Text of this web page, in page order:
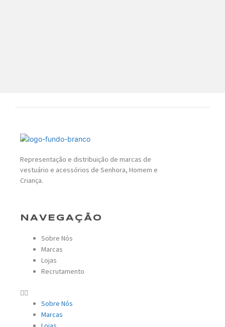
Representação e distribuição de marcas de
vestuário e acessórios de Senhora, Homem e
Criança.
NAVEGAÇÃO
Sobre Nós
Marcas
Lojas
Recrutamento
Sobre Nós
Marcas